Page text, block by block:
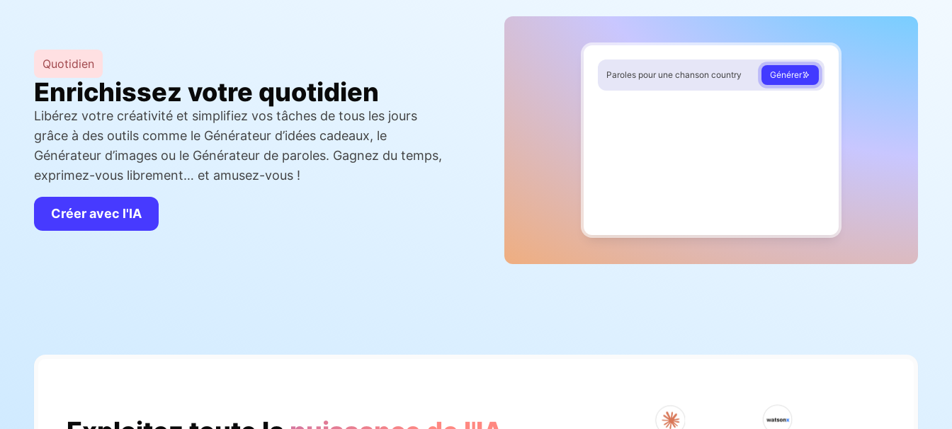
Quotidien
Enrichissez votre quotidien
Libérez votre créativité et simplifiez vos tâches de tous les jours
grâce à des outils comme le Générateur d’idées cadeaux, le
Générateur d’images ou le Générateur de paroles. Gagnez du temps,
exprimez-vous librement… et amusez-vous !
Créer avec l'IA
Paroles pour une chanson country Générer